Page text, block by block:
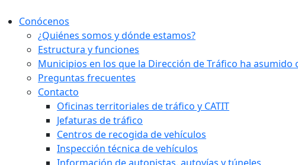
Conócenos
¿Quiénes somos y dónde estamos?
Estructura y funciones
Municipios en los que la Dirección de Tráfico ha asumido
Preguntas frecuentes
Contacto
Oficinas territoriales de tráfico y CATIT
Jefaturas de tráfico
Centros de recogida de vehículos
Inspección técnica de vehículos